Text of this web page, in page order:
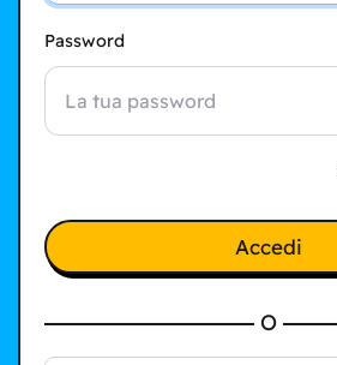
Password
Accedi
O